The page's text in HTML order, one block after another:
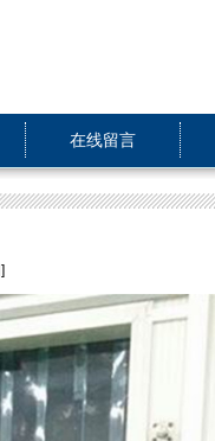
在线留言
]